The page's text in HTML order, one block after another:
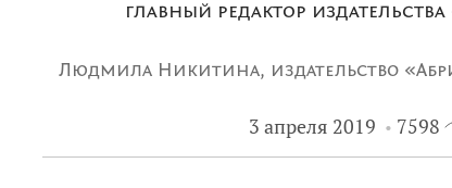
главный редактор
Людмила Никитина, издательство
создавать уникальные качественные
3 апреля 2019 7598